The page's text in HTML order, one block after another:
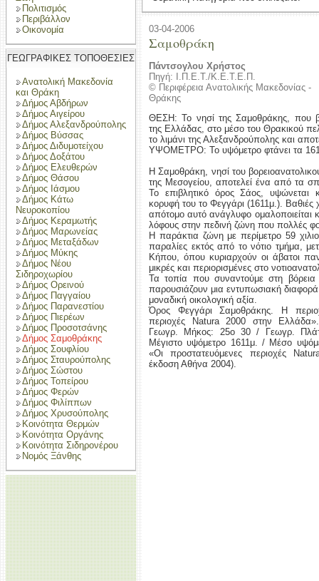
Πολιτισμός
Περιβάλλον
Οικονομία
ΓΕΩΓΡΑΦΙΚΕΣ ΤΟΠΟΘΕΣΙΕΣ
Ανατολική Μακεδονία
και Θράκη
Δήμος Αβδήρων
Δήμος Αιγείρου
Δήμος Αλεξανδρούπολης
Δήμος Βύσσας
Δήμος Διδυμοτείχου
Δήμος Δοξάτου
Δήμος Ελευθερών
Δήμος Θάσου
Δήμος Ιάσμου
Δήμος Κάτω
Νευροκοπίου
Δήμος Κεραμωτής
Δήμος Μαρωνείας
Δήμος Μεταξάδων
Δήμος Μύκης
Δήμος Νέου
Σιδηροχωρίου
Δήμος Ορεινού
Δήμος Παγγαίου
Δήμος Παρανεστίου
Δήμος Πιερέων
Δήμος Προσοτσάνης
Δήμος Σαμοθράκης
Δήμος Σουφλίου
Δήμος Σταυρούπολης
Δήμος Σώστου
Δήμος Τοπείρου
Δήμος Φερών
Δήμος Φιλίππων
Δήμος Χρυσούπολης
Κοινότητα Θερμών
Κοινότητα Οργάνης
Κοινότητα Σιδηρονέρου
Νομός Ξάνθης
03-04-2006
Σαμοθράκη
Πάντσογλου Χρήστος
Πηγή: Ι.Π.Ε.Τ./Κ.Ε.Τ.Ε.Π.
© Περιφέρεια Ανατολικής Μακεδονίας -
Θράκης
ΘΕΣΗ: Το νησί της Σαμοθράκης, που
της Ελλάδας, στο μέσο του Θρακικού
το λιμάνι της Αλεξανδρούπολης και
ΥΨΟΜΕΤΡΟ: Το υψόμετρο φτάνει τα
Η Σαμοθράκη, νησί του
της Μεσογείου, αποτελεί ένα από τα
Το επιβλητικό όρος Σάος,
κορυφή του το Φεγγάρι (1611μ.). Βαθιές
απότομο αυτό ανάγλυφο
λόφους στην πεδινή ζώνη που πολλές
Η παράκτια ζώνη με περίμετρο 59
παραλίες εκτός από το νότιο τμήμα,
Κήπου, όπου κυριαρχούν οι άβατοι
μικρές και περιορισμένες στο
Τα τοπία που συναντούμε στη
παρουσιάζουν μια εντυπωσιακή
μοναδική οικολογική αξία.
Όρος Φεγγάρι Σαμοθράκης. Η
περιοχές Natura 2000 στην
Γεωγρ. Μήκος: 25ο 30 / Γεωγρ.
Μέγιστο υψόμετρο 1611μ. / Μέσο
«Οι προστατευόμενες περιοχές
έκδοση Αθήνα 2004).